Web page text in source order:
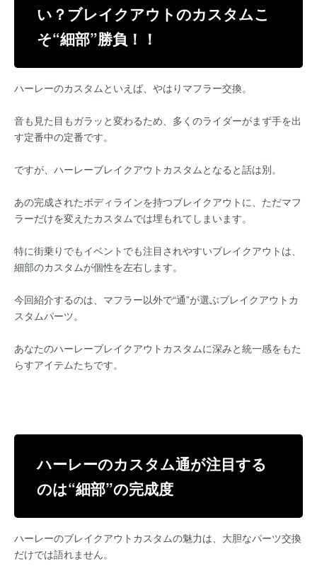
い？ブレイクアウトのカスタムこ
そ“細部”勝負！！
ハーレーのカスタムといえば、やはりマフラー交換。
音も見た目もガラッと変わるため、多くのライダーがまず手を出
す定番中の定番です。
ですが、ハーレーブレイクアウトカスタムとなると話は別。
あの完成されたボディラインを持つブレイクアウトに、ただマフ
ラーだけを変えたカスタムでは埋もれてしまいます。
特に街乗りでもイベントでも注目されやすいブレイクアウトは、
細部のカスタムが個性を左右します。
今回紹介するのは、マフラー以外で“通”が選ぶブレイクアウトカ
スタムパーツ。
あなたのハーレーブレイクアウトカスタムに深みと統一感をもた
らすアイテムたちです。
ハーレーのカスタム通が注目する
のは“細部”の完成度
ハーレーのブレイクアウトカスタムの魅力は、大胆なパーツ交換
だけでは語れません。